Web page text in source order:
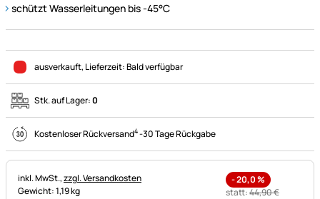
schützt Wasserleitungen bis -45°C
ausverkauft, Lieferzeit:Bald verfügbar
Stk. auf Lager:0
Kostenloser Rückversand4-30 Tage Rückgabe
Steuerhinweis:
inkl. MwSt.,zzgl. Versandkosten
Gewicht: 1,19 kg
-20,0%
statt:44,90€